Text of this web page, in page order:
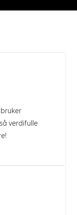
verdifulle